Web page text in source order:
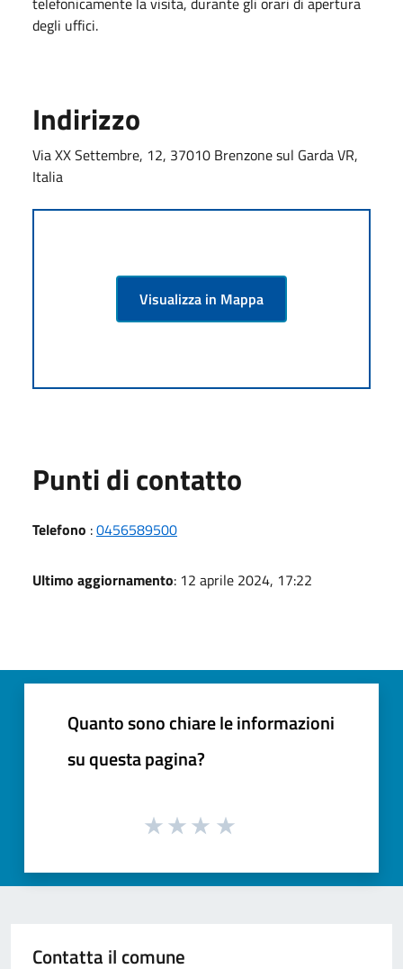
degli uffici.
Indirizzo
Via XX Settembre, 12, 37010 Brenzone sul Garda VR,
Italia
Visualizza in Mappa
Punti di contatto
Telefono :0456589500
Ultimo aggiornamento: 12 aprile 2024, 17:22
Quanto sono chiare le informazioni
su questa pagina?
Contatta il comune